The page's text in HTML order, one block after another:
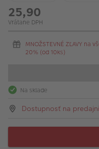
25,90
Vrátane DPH
MNOŽSTEVNÉ ZĽAVY na
20% (od 10ks)
Na sklade
Dostupnosť na